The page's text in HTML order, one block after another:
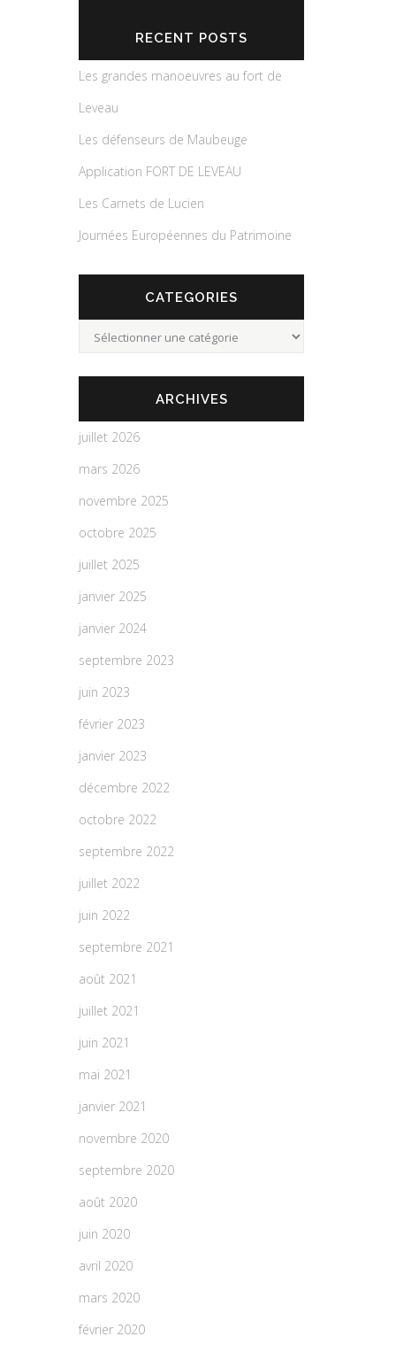
RECENT POSTS
Les grandes manoeuvres au fort de
Leveau
Les défenseurs de Maubeuge
Application FORT DE LEVEAU
Les Carnets de Lucien
Journées Européennes du Patrimoine
CATEGORIES
Categories
ARCHIVES
juillet 2026
mars 2026
novembre 2025
octobre 2025
juillet 2025
janvier 2025
janvier 2024
septembre 2023
juin 2023
février 2023
janvier 2023
décembre 2022
octobre 2022
septembre 2022
juillet 2022
juin 2022
septembre 2021
août 2021
juillet 2021
juin 2021
mai 2021
janvier 2021
novembre 2020
septembre 2020
août 2020
juin 2020
avril 2020
mars 2020
février 2020